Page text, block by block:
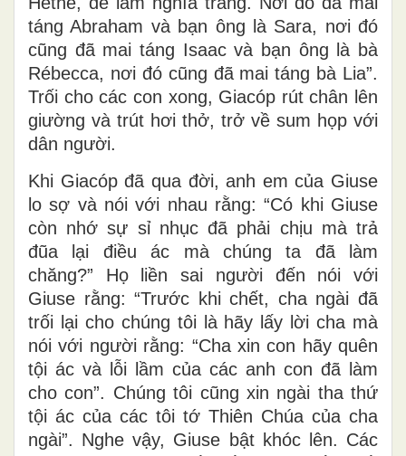
táng Abraham và bạn ông là Sara, nơi đó
cũng đã mai táng Isaac và bạn ông là bà
Rébecca, nơi đó cũng đã mai táng bà Lia”.
Trối cho các con xong, Giacóp rút chân lên
giường và trút hơi thở, trở về sum họp với
dân người.
Khi Giacóp đã qua đời, anh em của Giuse
lo sợ và nói với nhau rằng: “Có khi Giuse
còn nhớ sự sỉ nhục đã phải chịu mà trả
đũa lại điều ác mà chúng ta đã làm
chăng?” Họ liền sai người đến nói với
Giuse rằng: “Trước khi chết, cha ngài đã
trối lại cho chúng tôi là hãy lấy lời cha mà
nói với người rằng: “Cha xin con hãy quên
tội ác và lỗi lầm của các anh con đã làm
cho con”. Chúng tôi cũng xin ngài tha thứ
tội ác của các tôi tớ Thiên Chúa của cha
ngài”. Nghe vậy, Giuse bật khóc lên. Các